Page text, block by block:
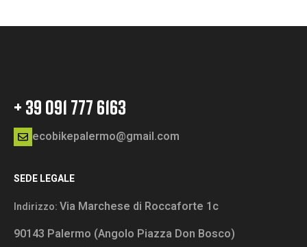
+ 39 091 777 6163
ecobikepalermo@gmail.com
SEDE LEGALE
Indirizzo:Via Marchese di Roccaforte 1c
90143 Palermo (Angolo Piazza Don Bosco)